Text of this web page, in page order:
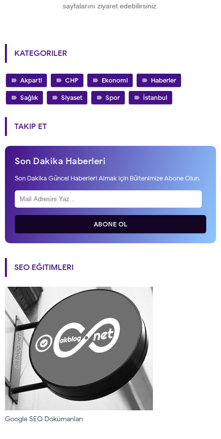
sayfalarını ziyaret edebilirsiniz.
KATEGORILER
Akparti CHP Ekonomi Haberler
Sağlık Siyaset Spor İstanbul
TAKIP ET
Son Dakika Haberleri
Son Dakika Güncel Haberleri Almak için Bültenimize Abone Olun.
ABONE OL
SEO EĞITIMLERI
Google SEO Dokümanları